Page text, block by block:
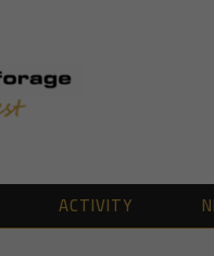
ACTIVITY